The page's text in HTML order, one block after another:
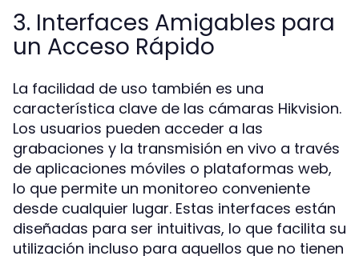
3. Interfaces Amigables para
un Acceso Rápido
La facilidad de uso también es una
característica clave de las cámaras Hikvision.
Los usuarios pueden acceder a las
grabaciones y la transmisión en vivo a través
de aplicaciones móviles o plataformas web,
lo que permite un monitoreo conveniente
desde cualquier lugar. Estas interfaces están
diseñadas para ser intuitivas, lo que facilita su
utilización incluso para aquellos que no tienen